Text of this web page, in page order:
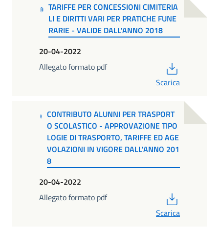
TARIFFE PER CONCESSIONI CIMITERIA
LI E DIRITTI VARI PER PRATICHE FUNE
RARIE - VALIDE DALL'ANNO 2018
20-04-2022
Allegato formato pdf
Scarica
CONTRIBUTO ALUNNI PER TRASPORT
O SCOLASTICO - APPROVAZIONE TIPO
LOGIE DI TRASPORTO, TARIFFE ED AGE
VOLAZIONI IN VIGORE DALL'ANNO 201
8
20-04-2022
Allegato formato pdf
Scarica